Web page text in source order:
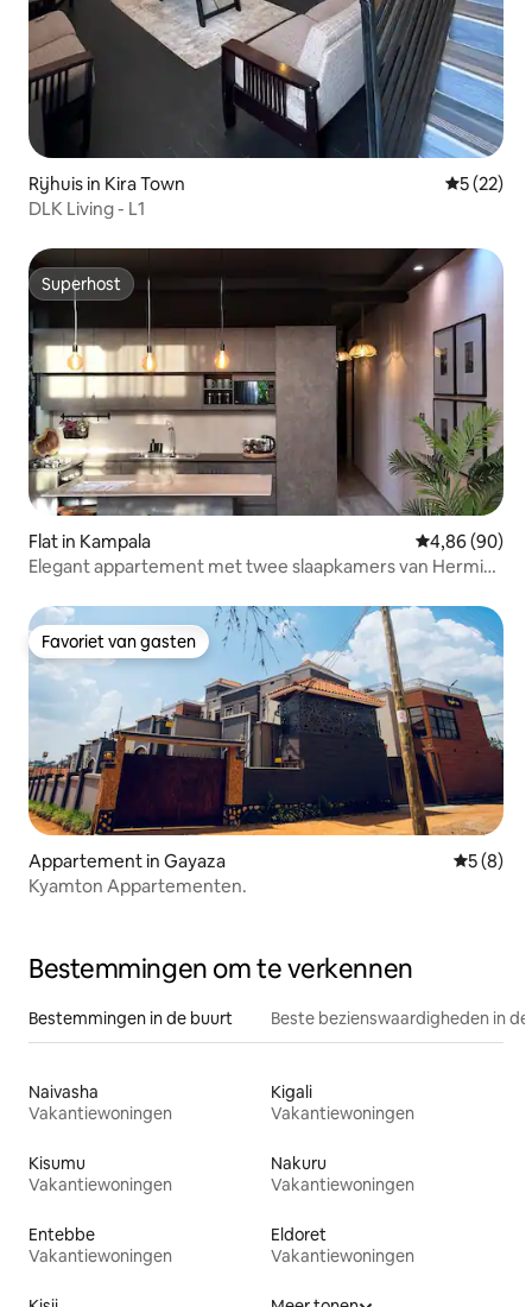
Rijhuis in Kira Town
5 (22)
DLK Living - L1
Superhost
Superhost
Flat in Kampala Gemiddelde
4,86 (90)
Elegant appartement met twee slaapkamers van Hermie
Favoriet van gasten
Favoriet van gasten
Appartement in Gayaza
5 (8)
Kyamton Appartementen.
Bestemmingen om te verkennen
Bestemmingen in de buurt Beste bezienswaardigheden in
Naivasha
Vakantiewoningen
Kigali
Vakantiewoningen
Kisumu
Vakantiewoningen
Nakuru
Vakantiewoningen
Entebbe
Vakantiewoningen
Eldoret
Vakantiewoningen